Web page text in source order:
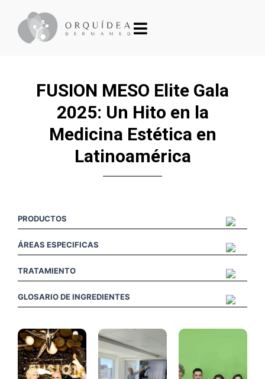
FUSION MESO Elite Gala
2025: Un Hito en la
Medicina Estética en
Latinoamérica
PRODUCTOS
ÁREAS ESPECIFICAS
TRATAMIENTO
GLOSARIO DE INGREDIENTES
Click
Me
Click
Me